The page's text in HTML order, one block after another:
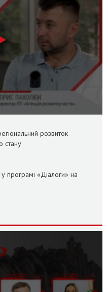
розвиток
стану
програмі «Діалоги» на